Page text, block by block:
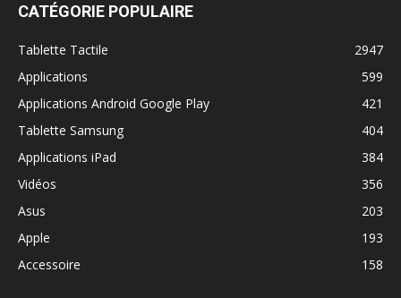
CATÉGORIE POPULAIRE
Tablette Tactile
2947
Applications
599
Applications Android Google Play
421
Tablette Samsung
404
Applications iPad
384
Vidéos
356
Asus
203
Apple
193
Accessoire
158